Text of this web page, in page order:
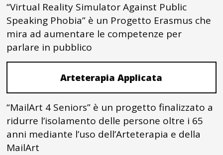
“Virtual Reality Simulator Against Public
Speaking Phobia” è un Progetto Erasmus che
mira ad aumentare le competenze per
parlare in pubblico
Arteterapia Applicata
“MailArt 4 Seniors” è un progetto finalizzato a
ridurre l’isolamento delle persone oltre i 65
anni mediante l’uso dell’Arteterapia e della
MailArt